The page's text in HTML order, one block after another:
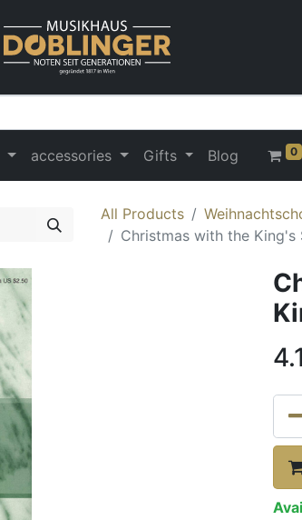
accessories Gifts Blog 0
All Products
Christmas with the King's